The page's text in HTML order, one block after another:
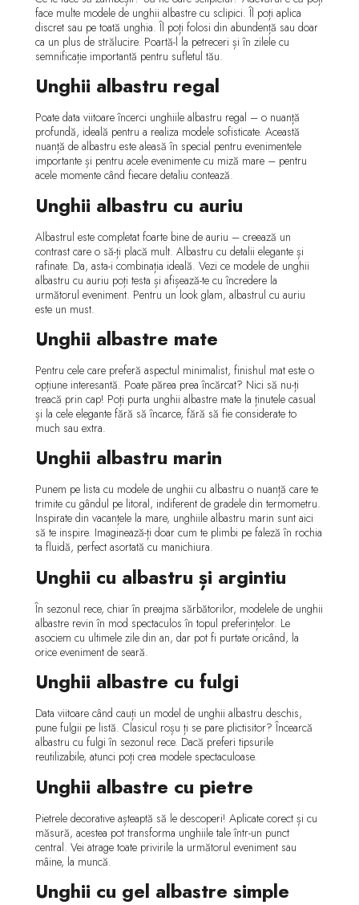
face multe modele de unghii albastre cu sclipici. Îl poți aplica
discret sau pe toată unghia. Îl poți folosi din abundență sau doar
ca un plus de strălucire. Poartă-l la petreceri și în zilele cu
semnificație importantă pentru sufletul tău.
Unghii albastru regal
Poate data viitoare încerci unghiile albastru regal – o nuanță
profundă, ideală pentru a realiza modele sofisticate. Această
nuanță de albastru este aleasă în special pentru evenimentele
importante și pentru acele evenimente cu miză mare – pentru
acele momente când fiecare detaliu contează.
Unghii albastru cu auriu
Albastrul este completat foarte bine de auriu – creează un
contrast care o să-ți placă mult. Albastru cu detalii elegante și
rafinate. Da, asta-i combinația ideală. Vezi ce modele de unghii
albastru cu auriu poți testa și afișează-te cu încredere la
următorul eveniment. Pentru un look glam, albastrul cu auriu
este un must.
Unghii albastre mate
Pentru cele care preferă aspectul minimalist, finishul mat este o
opțiune interesantă. Poate părea prea încărcat? Nici să nu-ți
treacă prin cap! Poți purta unghii albastre mate la ținutele casual
și la cele elegante fără să încarce, fără să fie considerate to
much sau extra.
Unghii albastru marin
Punem pe lista cu modele de unghii cu albastru o nuanță care te
trimite cu gândul pe litoral, indiferent de gradele din termometru.
Inspirate din vacanțele la mare, unghiile albastru marin sunt aici
să te inspire. Imaginează-ți doar cum te plimbi pe faleză în rochia
ta fluidă, perfect asortată cu manichiura.
Unghii cu albastru și argintiu
În sezonul rece, chiar în preajma sărbătorilor, modelele de unghii
albastre revin în mod spectaculos în topul preferințelor. Le
asociem cu ultimele zile din an, dar pot fi purtate oricând, la
orice eveniment de seară.
Unghii albastre cu fulgi
Data viitoare când cauți un model de unghii albastru deschis,
pune fulgii pe listă. Clasicul roșu ți se pare plictisitor? Încearcă
albastru cu fulgi în sezonul rece. Dacă preferi tipsurile
reutilizabile, atunci poți crea modele spectaculoase.
Unghii albastre cu pietre
Pietrele decorative așteaptă să le descoperi! Aplicate corect și cu
măsură, acestea pot transforma unghiile tale într-un punct
central. Vei atrage toate privirile la următorul eveniment sau
mâine, la muncă.
Unghii cu gel albastre simple